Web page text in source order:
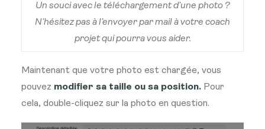
Un souci avec le téléchargement d’une photo ?
N’hésitez pas à l’envoyer par mail à votre coach
projet qui pourra vous aider.
Maintenant que votre photo est chargée, vous
pouvez modifier sa taille ou sa position. Pour
cela, double-cliquez sur la photo en question.